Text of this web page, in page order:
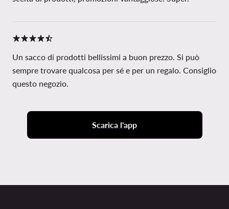
Un sacco di prodotti bellissimi a buon prezzo. Si può
sempre trovare qualcosa per sé e per un regalo. Consiglio
questo negozio.
Scarica l'app